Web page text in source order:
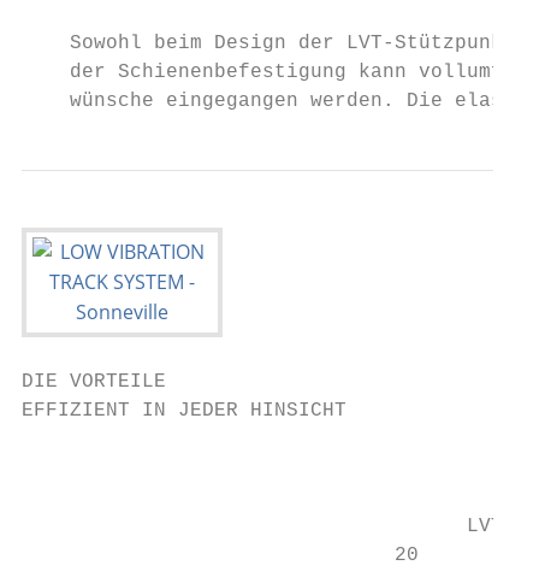
Sowohl beim Design der LVT-
der Schienenbefestigung kann
wünsche eingegangen werden. Die
DIE VORTEILE
EFFIZIENT IN JEDER HINSICHT
LVT-
                               20